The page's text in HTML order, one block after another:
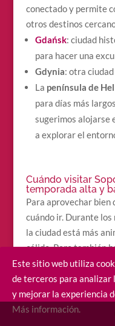
conectado y permite
otros destinos
Gdańsk: ciudad
para hacer una
Gdynia: otra
La península de Hel
para días más
sugerimos alojarse
a explorar el
Cuándo visitar
temporada alta y
Para aprovechar bien
cuándo ir. Durante
la ciudad está más
cálido. Pero también
elevados.
En primavera tardía
(septiembre) se
precios algo más
Este sitio web utiliza
de terceros para analizar
y mejorar la experiencia
Más información.